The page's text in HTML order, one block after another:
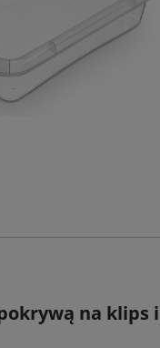
na klips i